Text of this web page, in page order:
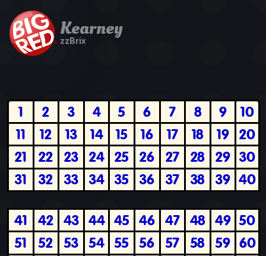
Kearney
zzBrix
1 2 3 4 5 6 7 8 9
10
11
12 13 14 15 16 17 18 19 20
21
22 23 24 25 26 27 28 29 30
31
32 33 34 35 36 37 38 39 40
41 42 43 44 45 46 47 48 49 50
51
52 53 54 55 56 57 58 59 60